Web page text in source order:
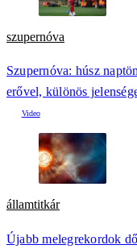
szupernóva
Szupernóva: húsz
erővel, különös
államtitkár
Újabb melegrekordok